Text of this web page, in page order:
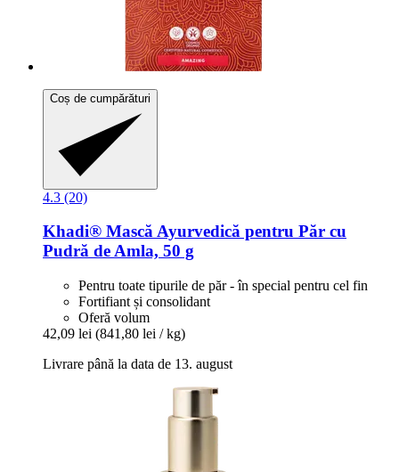
Coș de cumpărături
4.3 (20)
Khadi® Mască Ayurvedică pentru Păr cu
Pudră de Amla, 50 g
Pentru toate tipurile de păr - în special pentru cel fin
Fortifiant și consolidant
Oferă volum
42,09 lei (841,80 lei / kg)
Livrare până la data de 13. august